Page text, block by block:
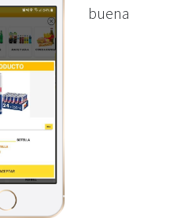
buena